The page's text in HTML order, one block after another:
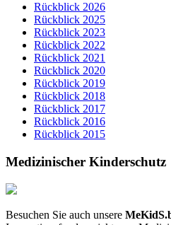
Rückblick 2026
Rückblick 2025
Rückblick 2023
Rückblick 2022
Rückblick 2021
Rückblick 2020
Rückblick 2019
Rückblick 2018
Rückblick 2017
Rückblick 2016
Rückblick 2015
Medizinischer Kinderschutz
Besuchen Sie auch unsere